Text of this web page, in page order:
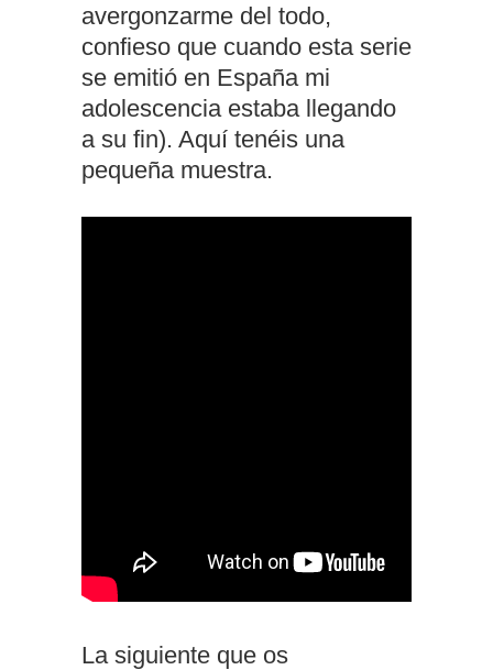
avergonzarme del todo,
confieso que cuando esta serie
se emitió en España mi
adolescencia estaba llegando
a su fin). Aquí tenéis una
pequeña muestra.
La siguiente que os